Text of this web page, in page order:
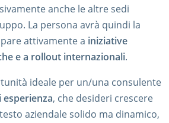
anche le altre sedi
La persona avrà quindi la
attivamente a iniziative
e a rollout internazionali.
ideale per un/una consulente
esperienza, che desideri crescere
aziendale solido ma dinamico,